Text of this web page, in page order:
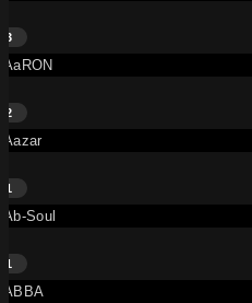
3
AaRON
2
Aazar
1
Ab-Soul
1
ABBA